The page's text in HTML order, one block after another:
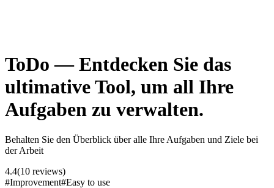
ToDo — Entdecken Sie das
ultimative Tool, um all Ihre
Aufgaben zu verwalten.
Behalten Sie den Überblick über alle Ihre Aufgaben und Ziele bei
der Arbeit
4.4(10 reviews)
#Improvement#Easy to use